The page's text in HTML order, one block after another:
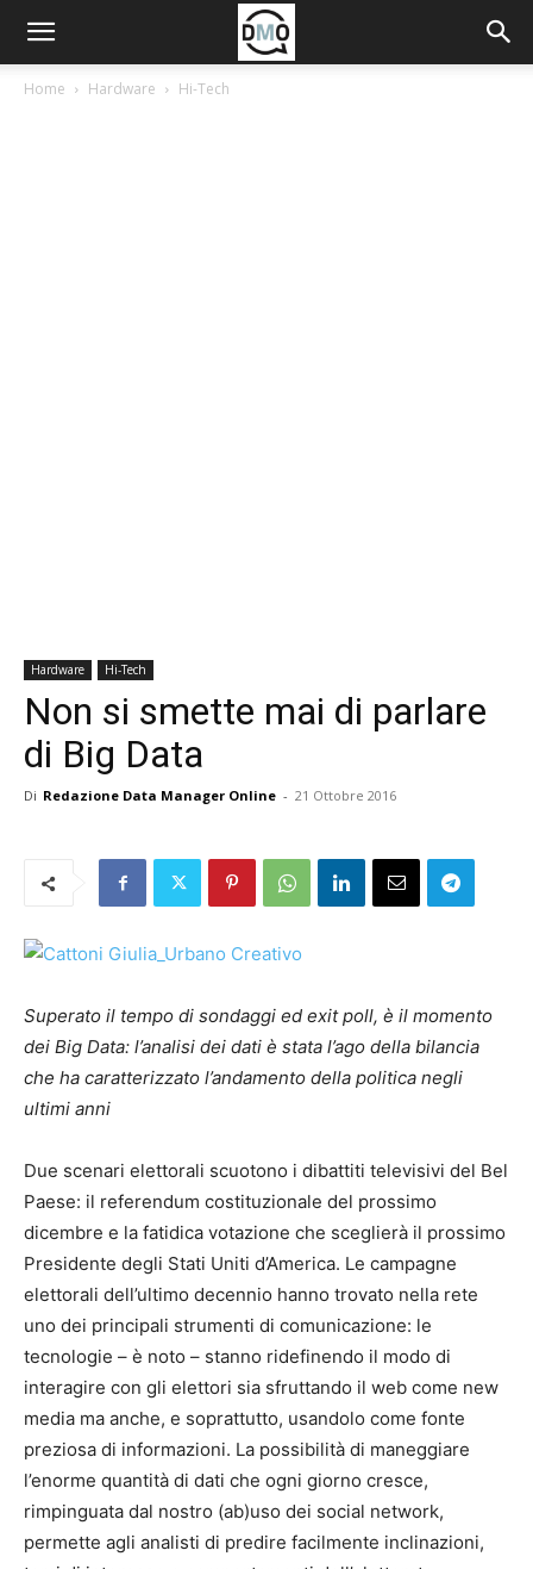
Home Hardware Hi-Tech
Hardware Hi-Tech
Non si smette mai di parlare
di Big Data
Di Redazione Data Manager Online - 21 Ottobre 2016
Superato il tempo di sondaggi ed exit poll, è il momento
dei Big Data: l’analisi dei dati è stata l’ago della bilancia
che ha caratterizzato l’andamento della politica negli
ultimi anni
Due scenari elettorali scuotono i dibattiti televisivi del Bel
Paese: il referendum costituzionale del prossimo
dicembre e la fatidica votazione che sceglierà il prossimo
Presidente degli Stati Uniti d’America. Le campagne
elettorali dell’ultimo decennio hanno trovato nella rete
uno dei principali strumenti di comunicazione: le
tecnologie – è noto – stanno ridefinendo il modo di
interagire con gli elettori sia sfruttando il web come new
media ma anche, e soprattutto, usandolo come fonte
preziosa di informazioni. La possibilità di maneggiare
l’enorme quantità di dati che ogni giorno cresce,
rimpinguata dal nostro (ab)uso dei social network,
permette agli analisti di predire facilmente inclinazioni,